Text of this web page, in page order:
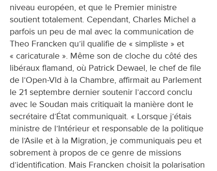
niveau européen, et que le Premier ministre
soutient totalement. Cependant, Charles Michel a
parfois un peu de mal avec la communication de
Theo Francken qu’il qualifie de « simpliste » et
« caricaturale ». Même son de cloche du côté des
libéraux flamand, où Patrick Dewael, le chef de file
de l’Open-Vld à la Chambre, affirmait au Parlement
le 21 septembre dernier soutenir l’accord conclu
avec le Soudan mais critiquait la manière dont le
secrétaire d’État communiquait. « Lorsque j’étais
ministre de l’Intérieur et responsable de la politique
de l’Asile et à la Migration, je communiquais peu et
sobrement à propos de ce genre de missions
d’identification. Mais Francken choisit la polarisation